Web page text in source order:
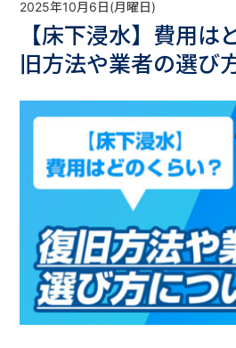
2025年10月6日(月曜日)
【床下浸水】費用は
旧方法や業者の選び